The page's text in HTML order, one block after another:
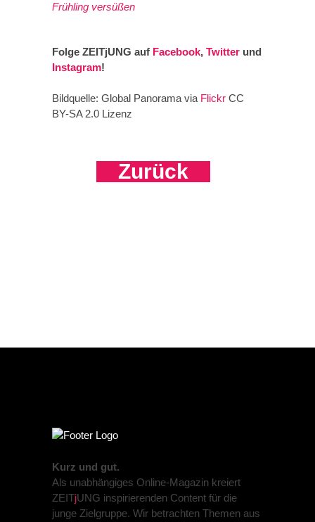
Frühling versüßen
Folge ZEITjUNG auf Facebook, Twitter und
Instagram!
Bildquelle: Global Panorama via Flickr CC
BY-SA 2.0 Lizenz
Zurück
Kurz und gut.
Als unabhängiges Online-Magazin kreiert
ZEITjUNG inspirierenden Content für die
junge Zielgruppe. Wir betrachten Themen aus